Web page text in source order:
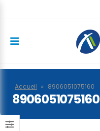
Accueil » 8906051075160
8906051075160